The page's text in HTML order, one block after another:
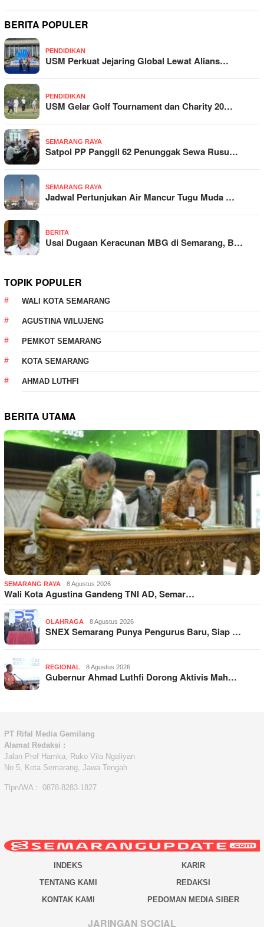
BERITA POPULER
PENDIDIKAN
USM Perkuat Jejaring Global Lewat Alians…
PENDIDIKAN
USM Gelar Golf Tournament dan Charity 20…
SEMARANG RAYA
Satpol PP Panggil 62 Penunggak Sewa Rusu…
SEMARANG RAYA
Jadwal Pertunjukan Air Mancur Tugu Muda …
BERITA
Usai Dugaan Keracunan MBG di Semarang, B…
TOPIK POPULER
WALI KOTA SEMARANG
AGUSTINA WILUJENG
PEMKOT SEMARANG
KOTA SEMARANG
AHMAD LUTHFI
BERITA UTAMA
SEMARANG RAYA 8 Agustus 2026
Wali Kota Agustina Gandeng TNI AD, Semar…
OLAHRAGA 8 Agustus 2026
SNEX Semarang Punya Pengurus Baru, Siap …
REGIONAL 8 Agustus 2026
Gubernur Ahmad Luthfi Dorong Aktivis Mah…
PT Rifal Media Gemilang
Alamat Redaksi :
Jalan Prof Hamka, Ruko Vila Ngaliyan
No 5, Kota Semarang, Jawa Tengah
Tlpn/WA : 0878-8283-1827
INDEKS
KARIR
TENTANG KAMI
REDAKSI
KONTAK KAMI
PEDOMAN MEDIA SIBER
JARINGAN SOCIAL